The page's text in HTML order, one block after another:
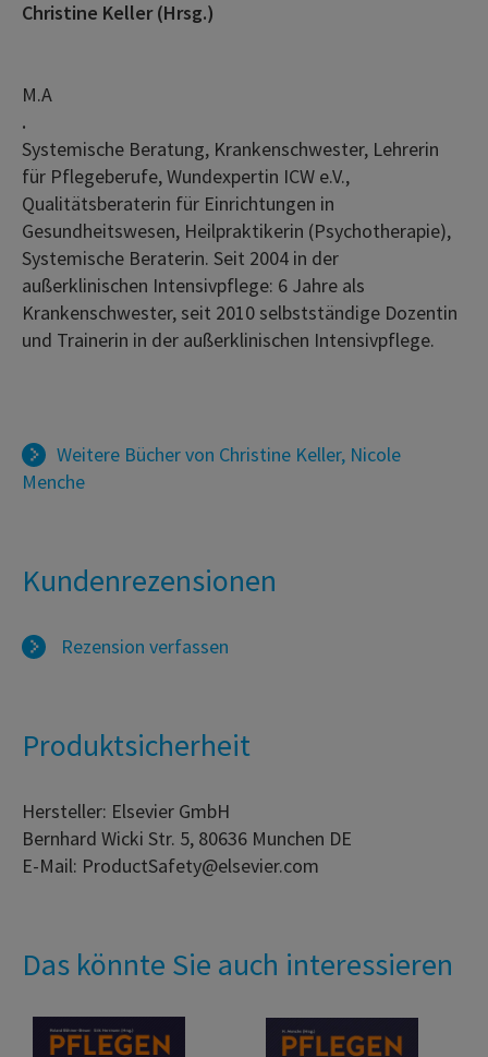
Christine Keller (Hrsg.)
M.A
.
Systemische Beratung, Krankenschwester, Lehrerin
für Pflegeberufe, Wundexpertin ICW e.V.,
Qualitätsberaterin für Einrichtungen in
Gesundheitswesen, Heilpraktikerin (Psychotherapie),
Systemische Beraterin. Seit 2004 in der
außerklinischen Intensivpflege: 6 Jahre als
Krankenschwester, seit 2010 selbstständige Dozentin
und Trainerin in der außerklinischen Intensivpflege.
Weitere Bücher von Christine Keller, Nicole
Menche
Kundenrezensionen
Rezension verfassen
Produktsicherheit
Hersteller: Elsevier GmbH
Bernhard Wicki Str. 5, 80636 Munchen DE
E-Mail: ProductSafety@elsevier.com
Das könnte Sie auch interessieren